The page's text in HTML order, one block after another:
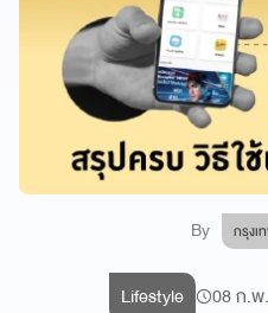
By กรุงเ
Lifestyle 08 ก.พ